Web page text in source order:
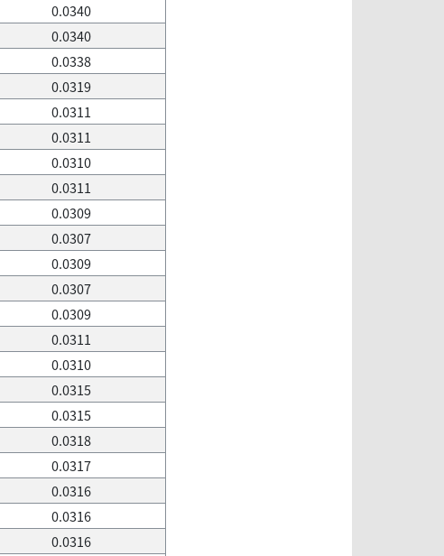
0.0340
0.0340
0.0338
0.0319
0.0311
0.0311
0.0310
0.0311
0.0309
0.0307
0.0309
0.0307
0.0309
0.0311
0.0310
0.0315
0.0315
0.0318
0.0317
0.0316
0.0316
0.0316